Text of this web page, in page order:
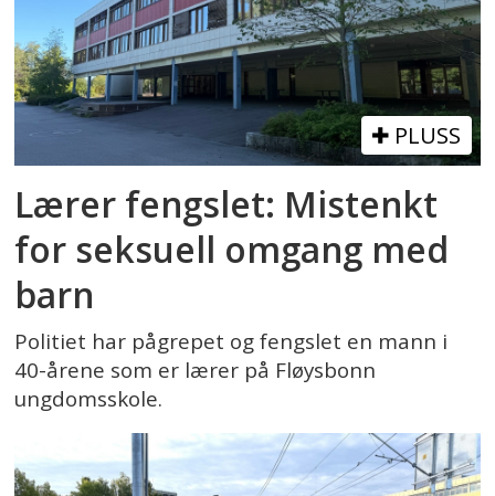
PLUSS
Lærer fengslet: Mistenkt
for seksuell omgang med
barn
Politiet har pågrepet og fengslet en mann i
40-årene som er lærer på Fløysbonn
ungdomsskole.